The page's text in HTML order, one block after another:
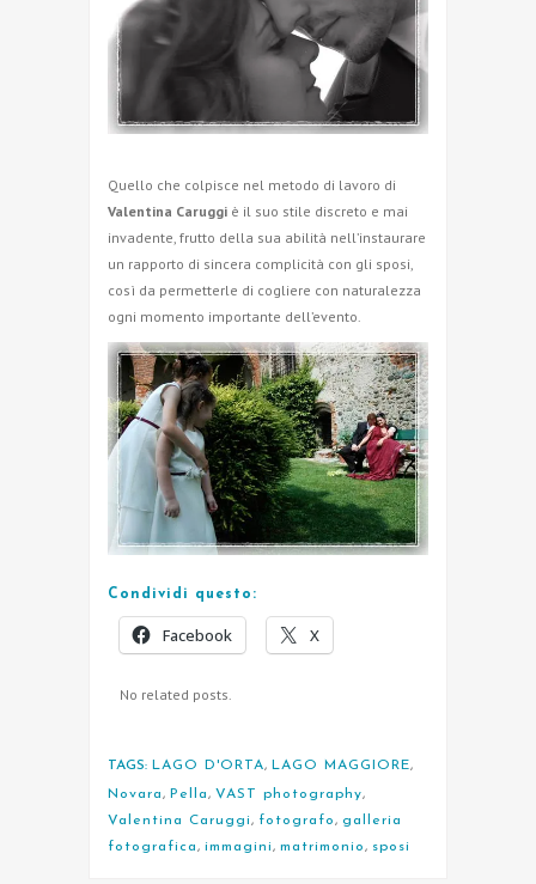
Quello che colpisce nel metodo di lavoro di
Valentina Caruggi è il suo stile discreto e mai
invadente, frutto della sua abilità nell’instaurare
un rapporto di sincera complicità con gli sposi,
così da permetterle di cogliere con naturalezza
ogni momento importante dell’evento.
Condividi questo:
Facebook X
No related posts.
TAGS: LAGO D'ORTA, LAGO MAGGIORE,
Novara, Pella, VAST photography,
Valentina Caruggi, fotografo, galleria
fotografica, immagini, matrimonio, sposi